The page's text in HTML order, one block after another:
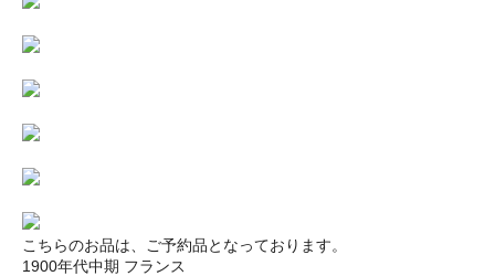
こちらのお品は、ご予約品となっております。
1900年代中期 フランス